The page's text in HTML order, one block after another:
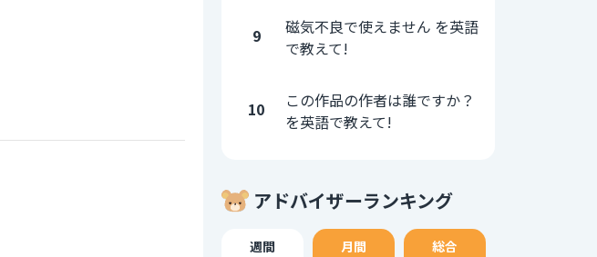
9
磁気不良で使えません を英語
で教えて!
10
この作品の作者は誰ですか？
を英語で教えて!
アドバイザーランキング
週間 月間 総合